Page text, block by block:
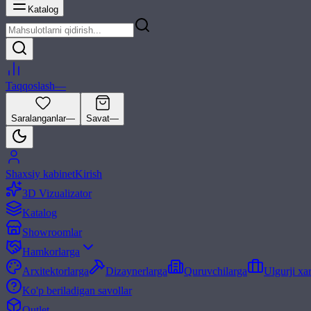
Katalog
Taqqoslash—
Saralanganlar— Savat—
Shaxsiy kabinetKirish
3D Vizualizator
Katalog
Showroomlar
Hamkorlarga
Arxitektorlarga
Dizaynerlarga Quruvchilarga
Ulgurji
Ko'p beriladigan savollar